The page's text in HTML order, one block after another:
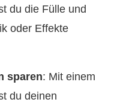
du die Fülle und
oder Effekte
sparen: Mit einem
du deinen